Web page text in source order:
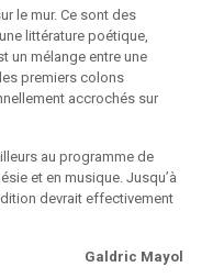
le mur. Ce sont des
littérature poétique,
un mélange entre une
premiers colons
accrochés sur
au programme de
et en musique. Jusqu’à
devrait effectivement
Galdric Mayol